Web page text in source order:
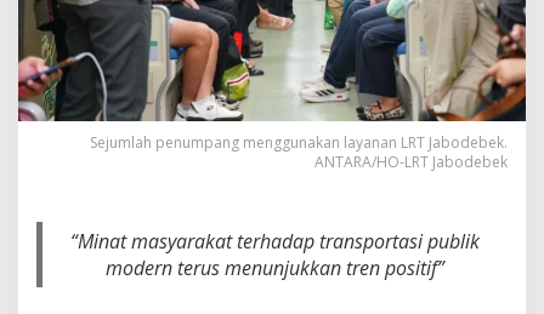
e
k
T
e
m
b
u
J
u
Sejumlah penumpang menggunakan layanan LRT Jabodebek.
ANTARA/HO-LRT Jabodebek
“Minat masyarakat terhadap transportasi publik
modern terus menunjukkan tren positif”